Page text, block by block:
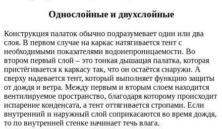
Однослойные и двухслойные
Конструкция палаток обычно подразумевает один или два
слоя. В первом случае на каркас натягивается тент с
необходимыми показателями водонепроницаемости. Во
втором первый слой – это тонкая дышащая палатка, которая
пристёгивается к каркасу так, что он остаётся снаружи. А
сверху надевается тент, который выполняет функцию защиты
от дождя и ветра. Между первым и вторым слоем находится
вентилируемое пространство, благодаря которому происходит
испарение конденсата, а тент оттягивается стропами. Если
внутренний и наружный слой соприкасаются во время дождя,
то по внутренней стенке начинает течь влага.